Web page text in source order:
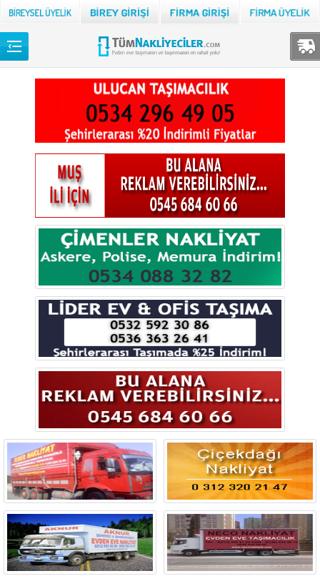
TÜM NAKLİYECİLER
Adıyaman
Ağrı
Ankara Antalya
Ardahan Artvin
Balıkesir
Batman
Bayburt Bilecik
Bitlis
Burdur
Çanakkale
Çankırı Çorum
Denizli Diyarbakır
Düzce Edirne
Elazığ Erzincan
Erzurum Eskişehir
Gaziantep Giresun
Gümüşhane Hakkari
Back